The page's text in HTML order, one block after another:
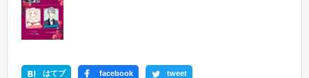
はてブ facebook tweet